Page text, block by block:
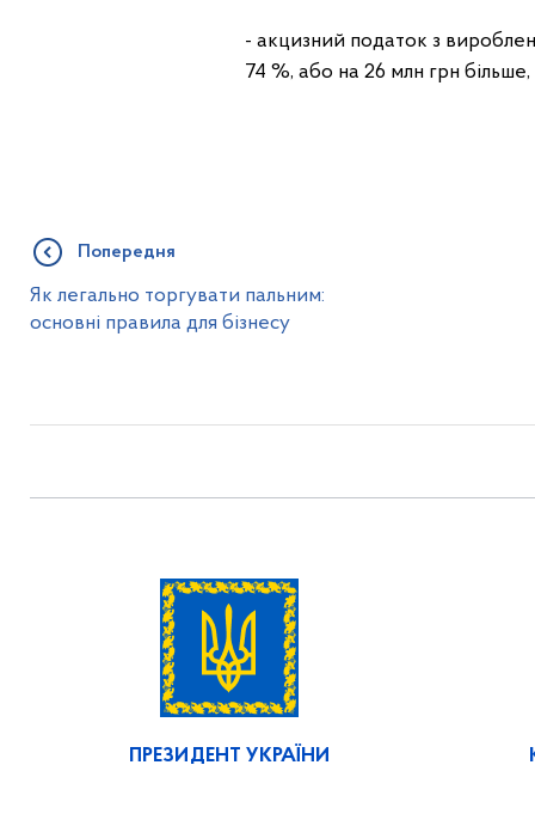
- акцизний податок з
74 %, або на 26 млн грн більше,
Попередня
Як легально торгувати пальним:
основні правила для бізнесу
ПРЕЗИДЕНТ УКРАЇНИ